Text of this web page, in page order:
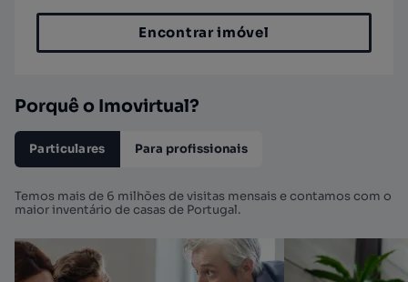
Encontrar imóvel
Porquê o Imovirtual?
Particulares Para profissionais
Temos mais de 6 milhões de visitas mensais e contamos com o
maior inventário de casas de Portugal.